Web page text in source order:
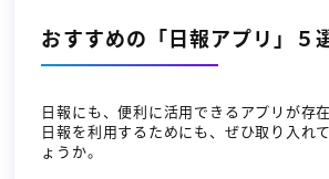
おすすめの「日報アプリ」５
日報にも、便利に活用できるアプリが存
日報を利用するためにも、ぜひ取り入れ
ょうか。